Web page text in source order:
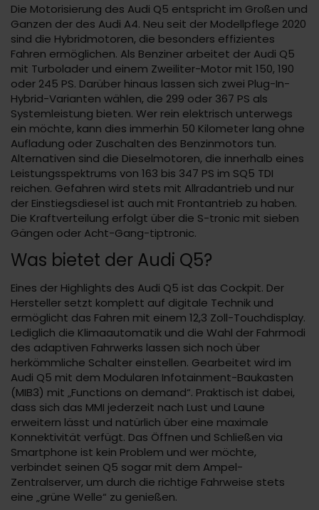
Die Motorisierung des Audi Q5 entspricht im Großen und
Ganzen der des Audi A4. Neu seit der Modellpflege 2020
sind die Hybridmotoren, die besonders effizientes
Fahren ermöglichen. Als Benziner arbeitet der Audi Q5
mit Turbolader und einem Zweiliter-Motor mit 150, 190
oder 245 PS. Darüber hinaus lassen sich zwei Plug-In-
Hybrid-Varianten wählen, die 299 oder 367 PS als
Systemleistung bieten. Wer rein elektrisch unterwegs
ein möchte, kann dies immerhin 50 Kilometer lang ohne
Aufladung oder Zuschalten des Benzinmotors tun.
Alternativen sind die Dieselmotoren, die innerhalb eines
Leistungsspektrums von 163 bis 347 PS im SQ5 TDI
reichen. Gefahren wird stets mit Allradantrieb und nur
der Einstiegsdiesel ist auch mit Frontantrieb zu haben.
Die Kraftverteilung erfolgt über die S-tronic mit sieben
Gängen oder Acht-Gang-tiptronic.
Was bietet der Audi Q5?
Eines der Highlights des Audi Q5 ist das Cockpit. Der
Hersteller setzt komplett auf digitale Technik und
ermöglicht das Fahren mit einem 12,3 Zoll-Touchdisplay.
Lediglich die Klimaautomatik und die Wahl der Fahrmodi
des adaptiven Fahrwerks lassen sich noch über
herkömmliche Schalter einstellen. Gearbeitet wird im
Audi Q5 mit dem Modularen Infotainment-Baukasten
(MIB3) mit „Functions on demand“. Praktisch ist dabei,
dass sich das MMI jederzeit nach Lust und Laune
erweitern lässt und natürlich über eine maximale
Konnektivität verfügt. Das Öffnen und Schließen via
Smartphone ist kein Problem und wer möchte,
verbindet seinen Q5 sogar mit dem Ampel-
Zentralserver, um durch die richtige Fahrweise stets
eine „grüne Welle“ zu genießen.